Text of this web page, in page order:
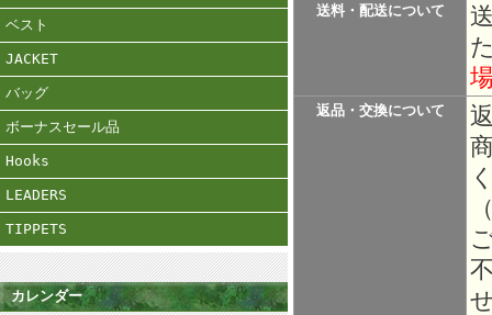
ベスト
JACKET
バッグ
ボーナスセール品
Hooks
LEADERS
TIPPETS
カレンダー
送料・配送について
返品・交換について